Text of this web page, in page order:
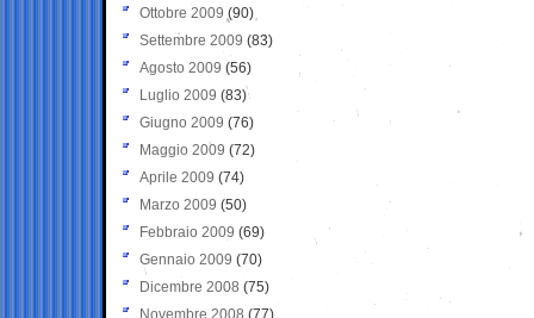
Ottobre 2009 (90)
Settembre 2009 (83)
Agosto 2009 (56)
Luglio 2009 (83)
Giugno 2009 (76)
Maggio 2009 (72)
Aprile 2009 (74)
Marzo 2009 (50)
Febbraio 2009 (69)
Gennaio 2009 (70)
Dicembre 2008 (75)
Novembre 2008 (77)